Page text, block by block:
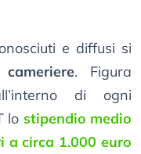
e diffusi si
cameriere. Figura
di ogni
lo stipendio medio
a circa 1.000 euro